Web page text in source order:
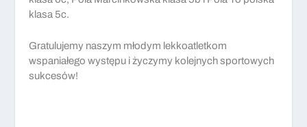
klasa 5c.
Gratulujemy naszym młodym lekkoatletkom
wspaniałego występu i życzymy kolejnych sportowych
sukcesów!